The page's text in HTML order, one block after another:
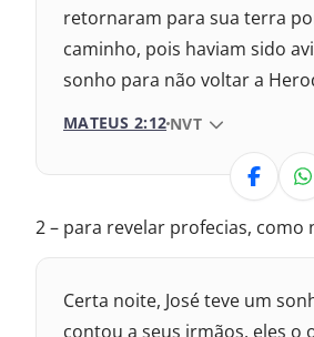
retornaram para sua terra
caminho, pois haviam sido
sonho para não voltar a
MATEUS 2:12 VERSÃO DA BÍBLIA
NVT
VERSÃO
Nova Versão Internacional
2017 – Nova Almeida Atualizada
2 – para revelar profecias, como
Certa noite, José teve um
contou a seus irmãos, eles o